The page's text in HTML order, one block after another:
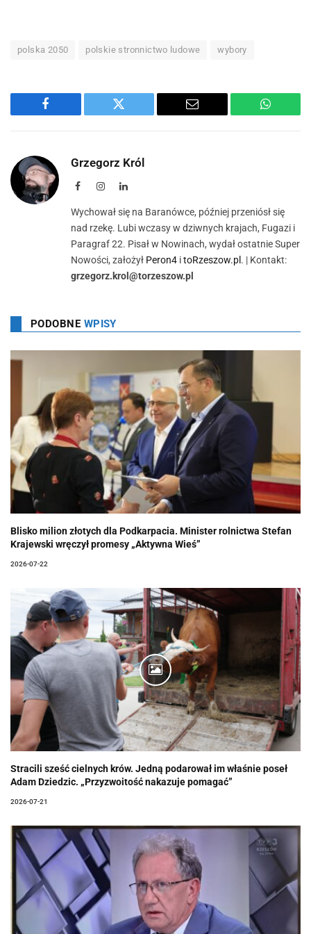
polska 2050 polskie stronnictwo ludowe wybory
Facebook Twitter Email
Grzegorz Król
FacebookInstagramLinkedIn
Wychował się na Baranówce, później przeniósł się
nad rzekę. Lubi wczasy w dziwnych krajach, Fugazi i
Paragraf 22. Pisał w Nowinach, wydał ostatnie Super
Nowości, założył Peron4 itoRzeszow.pl . | Kontakt:
grzegorz.krol@torzeszow.pl
PODOBNE WPISY
Blisko milion złotych dla Podkarpacia. Minister rolnictwa Stefan
Krajewski wręczył promesy „Aktywna Wieś”
2026-07-22
Stracili sześć cielnych krów. Jedną podarował im właśnie poseł
Adam Dziedzic. „Przyzwoitość nakazuje pomagać”
2026-07-21